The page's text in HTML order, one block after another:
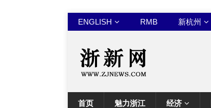
ENGLISH RMB 新杭州
首页 魅力浙江 经济